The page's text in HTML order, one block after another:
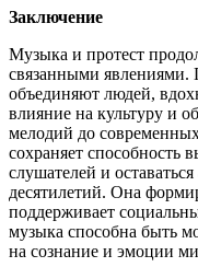
Заключение
Музыка и протест
связанными явлениями.
объединяют людей,
влияние на культуру и
мелодий до
сохраняет способность
слушателей и
десятилетий. Она
поддерживает
музыка способна быть
на сознание и эмоции